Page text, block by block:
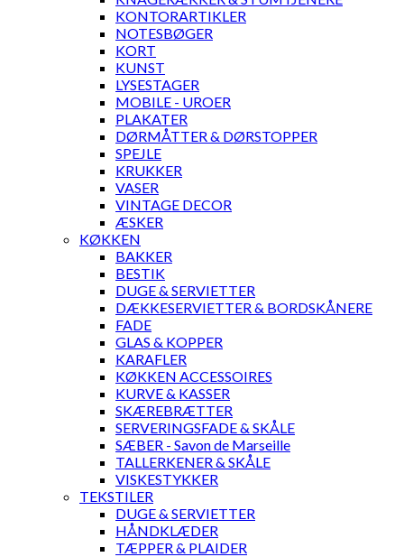
KONTORARTIKLER
NOTESBØGER
KORT
KUNST
LYSESTAGER
MOBILE - UROER
PLAKATER
DØRMÅTTER & DØRSTOPPER
SPEJLE
KRUKKER
VASER
VINTAGE DECOR
ÆSKER
KØKKEN
BAKKER
BESTIK
DUGE & SERVIETTER
DÆKKESERVIETTER & BORDSKÅNERE
FADE
GLAS & KOPPER
KARAFLER
KØKKEN ACCESSOIRES
KURVE & KASSER
SKÆREBRÆTTER
SERVERINGSFADE & SKÅLE
SÆBER - Savon de Marseille
TALLERKENER & SKÅLE
VISKESTYKKER
TEKSTILER
DUGE & SERVIETTER
HÅNDKLÆDER
TÆPPER & PLAIDER